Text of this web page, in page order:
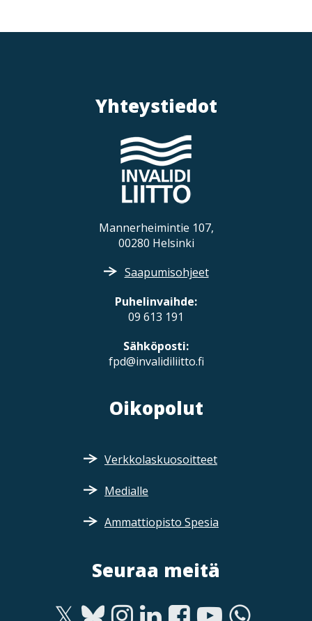
Yhteystiedot
Mannerheimintie 107,
00280 Helsinki
Saapumisohjeet
Puhelinvaihde:
09 613 191
Sähköposti:
fpd@invalidiliitto.fi
Oikopolut
Verkkolaskuosoitteet
Medialle
Ammattiopisto Spesia
Seuraa meitä